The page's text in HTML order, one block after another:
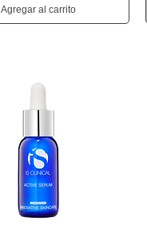
Agregar al carrito